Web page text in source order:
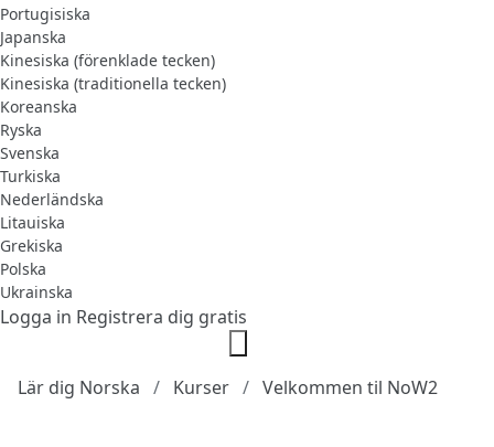
Portugisiska
Japanska
Kinesiska (förenklade tecken)
Kinesiska (traditionella tecken)
Koreanska
Ryska
Svenska
Turkiska
Nederländska
Litauiska
Grekiska
Polska
Ukrainska
Logga in Registrera dig gratis
Lär dig Norska Kurser Velkommen til NoW2